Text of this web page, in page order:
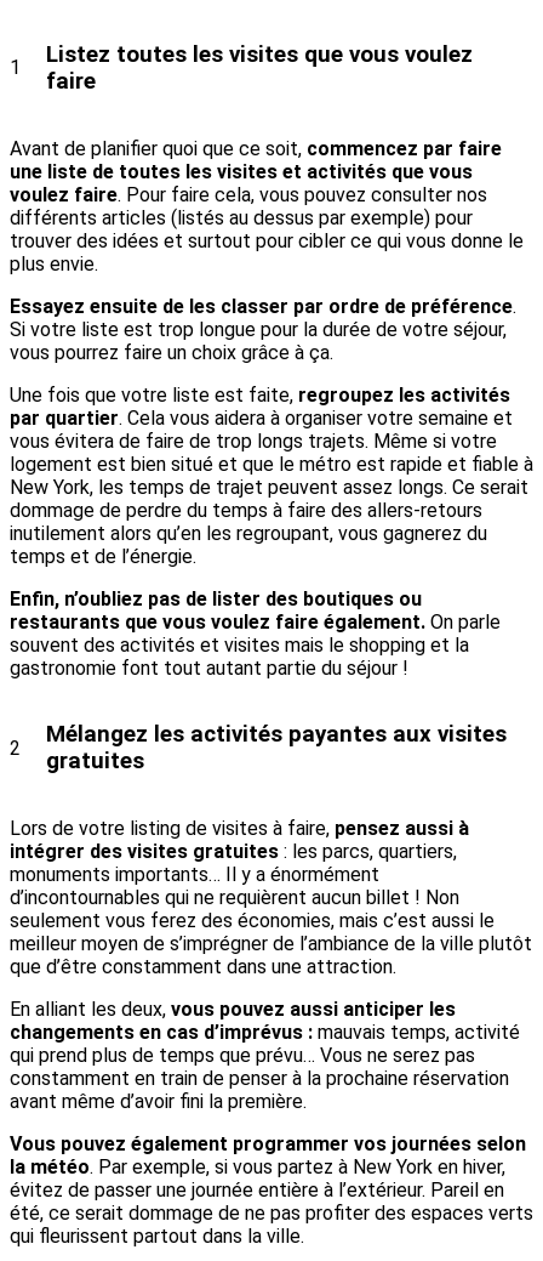
1
Listez toutes les visites que vous voulez
faire
Avant de planifier quoi que ce soit, commencez par faire
une liste de toutes les visites et activités que vous
voulez faire. Pour faire cela, vous pouvez consulter nos
différents articles (listés au dessus par exemple) pour
trouver des idées et surtout pour cibler ce qui vous donne le
plus envie.
Essayez ensuite de les classer par ordre de préférence.
Si votre liste est trop longue pour la durée de votre séjour,
vous pourrez faire un choix grâce à ça.
Une fois que votre liste est faite, regroupez les activités
par quartier. Cela vous aidera à organiser votre semaine et
vous évitera de faire de trop longs trajets. Même si votre
logement est bien situé et que le métro est rapide et fiable à
New York, les temps de trajet peuvent assez longs. Ce serait
dommage de perdre du temps à faire des allers-retours
inutilement alors qu’en les regroupant, vous gagnerez du
temps et de l’énergie.
Enfin, n’oubliez pas de lister des boutiques ou
restaurants que vous voulez faire également. On parle
souvent des activités et visites mais le shopping et la
gastronomie font tout autant partie du séjour !
2
Mélangez les activités payantes aux visites
gratuites
Lors de votre listing de visites à faire, pensez aussi à
intégrer des visites gratuites : les parcs, quartiers,
monuments importants… Il y a énormément
d’incontournables qui ne requièrent aucun billet ! Non
seulement vous ferez des économies, mais c’est aussi le
meilleur moyen de s’imprégner de l’ambiance de la ville plutôt
que d’être constamment dans une attraction.
En alliant les deux, vous pouvez aussi anticiper les
changements en cas d’imprévus : mauvais temps, activité
qui prend plus de temps que prévu… Vous ne serez pas
constamment en train de penser à la prochaine réservation
avant même d’avoir fini la première.
Vous pouvez également programmer vos journées selon
la météo. Par exemple, si vous partez à New York en hiver,
évitez de passer une journée entière à l’extérieur. Pareil en
été, ce serait dommage de ne pas profiter des espaces verts
qui fleurissent partout dans la ville.